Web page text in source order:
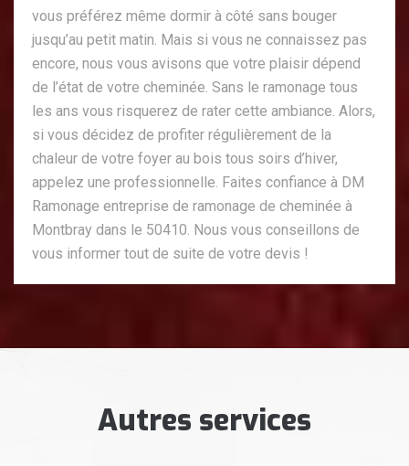
vous préférez même dormir à côté sans bouger
jusqu’au petit matin. Mais si vous ne connaissez pas
encore, nous vous avisons que votre plaisir dépend
de l’état de votre cheminée. Sans le ramonage tous
les ans vous risquerez de rater cette ambiance. Alors,
si vous décidez de profiter régulièrement de la
chaleur de votre foyer au bois tous soirs d’hiver,
appelez une professionnelle. Faites confiance à DM
Ramonage entreprise de ramonage de cheminée à
Montbray dans le 50410. Nous vous conseillons de
vous informer tout de suite de votre devis !
Autres services